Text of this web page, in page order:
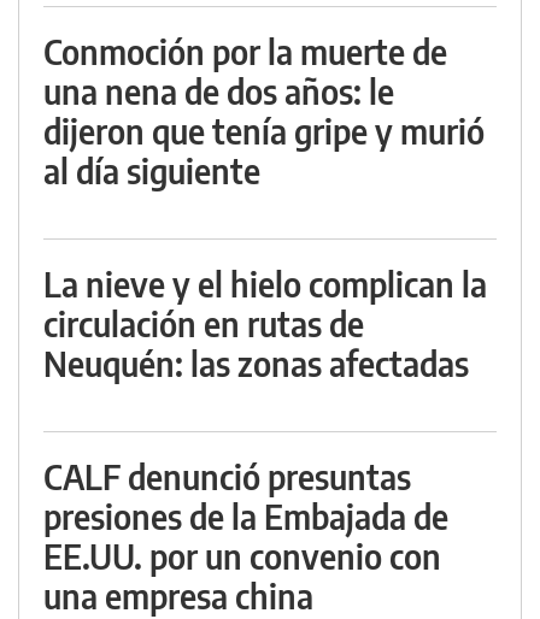
Conmoción por la muerte de
una nena de dos años: le
dijeron que tenía gripe y murió
al día siguiente
La nieve y el hielo complican la
circulación en rutas de
Neuquén: las zonas afectadas
CALF denunció presuntas
presiones de la Embajada de
EE.UU. por un convenio con
una empresa china